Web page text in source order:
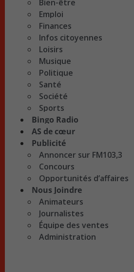
Bien-être
Emploi
Finances
Infos citoyennes
Loisirs
Musique
Politique
Santé
Société
Sports
Bingo Radio
AS de cœur
Publicité
Annoncer sur FM103,3
Concours
Opportunités d’affaires
Nous Joindre
Animateurs
Journalistes
Équipe des ventes
Administration